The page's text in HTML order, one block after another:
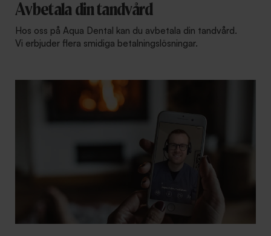
Avbetala din tandvård
Hos oss på Aqua Dental kan du avbetala din tandvård.
Vi erbjuder flera smidiga betalningslösningar.